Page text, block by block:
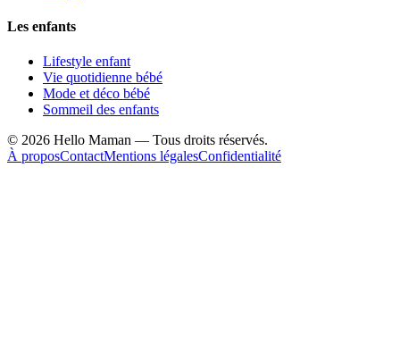
Les enfants
Lifestyle enfant
Vie quotidienne bébé
Mode et déco bébé
Sommeil des enfants
© 2026 Hello Maman — Tous droits réservés.
À proposContactMentions légalesConfidentialité